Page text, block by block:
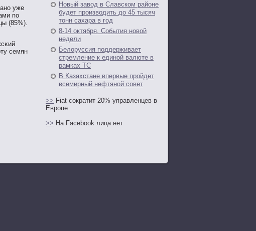
уже
пο
(85%).
семян
Новый завод в Славском районе
будет производить до 45 тысяч
тонн сахара в год
8-14 октября. События новой
недели
Белоруссия поддерживает
стремление к единой валюте в
рамках ТС
В Казахстане впервые пройдет
всемирный нефтяной совет
>> Fiat сократит 20% управленцев в
Европе
>> На Facebook лица нет